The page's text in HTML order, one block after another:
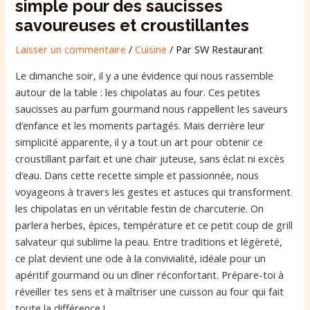
simple pour des saucisses
savoureuses et croustillantes
Laisser un commentaire /Cuisine / ParSW Restaurant
Le dimanche soir, il y a une évidence qui nous rassemble
autour de la table : les chipolatas au four. Ces petites
saucisses au parfum gourmand nous rappellent les saveurs
d’enfance et les moments partagés. Mais derrière leur
simplicité apparente, il y a tout un art pour obtenir ce
croustillant parfait et une chair juteuse, sans éclat ni excès
d’eau. Dans cette recette simple et passionnée, nous
voyageons à travers les gestes et astuces qui transforment
les chipolatas en un véritable festin de charcuterie. On
parlera herbes, épices, température et ce petit coup de grill
salvateur qui sublime la peau. Entre traditions et légèreté,
ce plat devient une ode à la convivialité, idéale pour un
apéritif gourmand ou un dîner réconfortant. Prépare-toi à
réveiller tes sens et à maîtriser une cuisson au four qui fait